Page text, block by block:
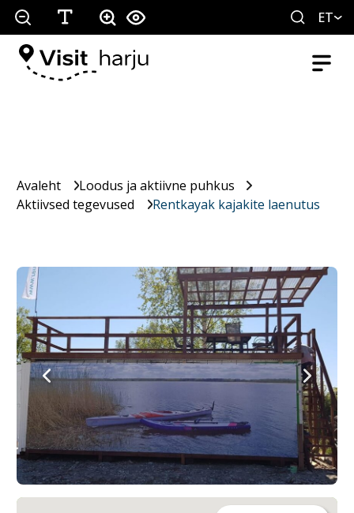
ET
Avaleht
Loodus ja aktiivne puhkus
Aktiivsed tegevused
Rentkayak kajakite laenutus